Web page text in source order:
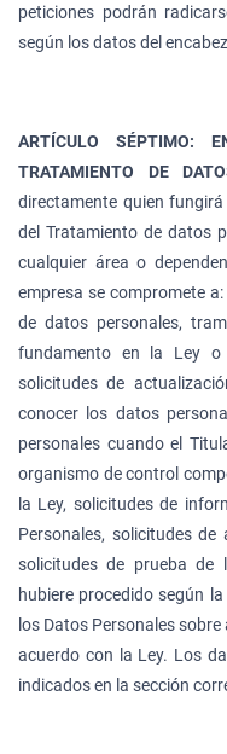
peticiones podrán
según los datos del
ARTÍCULO SÉPTIMO:
TRATAMIENTO DE
directamente quien
del Tratamiento de datos
cualquier área o
empresa se compromete
de datos personales,
fundamento en la Ley o
solicitudes de
conocer los datos
personales cuando el
organismo de control
la Ley, solicitudes de
Personales, solicitudes
solicitudes de prueba de
hubiere procedido según
los Datos Personales
acuerdo con la Ley. Los
indicados en la sección